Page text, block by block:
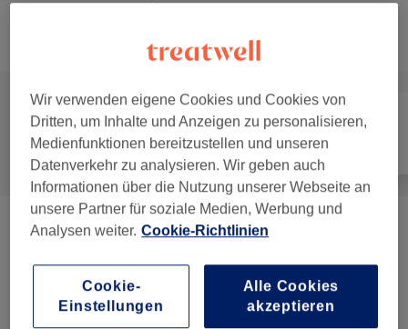
Alle Haarentfernung
Damen - Dauerhafte Haarentfernung Mit
Wimpernlifting (12) ab 10 €
Wir verwenden eigene Cookies und Cookies von
Dritten, um Inhalte und Anzeigen zu personalisieren,
Medienfunktionen bereitzustellen und unseren
Datenverkehr zu analysieren. Wir geben auch
Informationen über die Nutzung unserer Webseite an
unsere Partner für soziale Medien, Werbung und
Analysen weiter. Cookie-Richtlinien
Cookie-
Einstellungen
Alle Cookies
akzeptieren